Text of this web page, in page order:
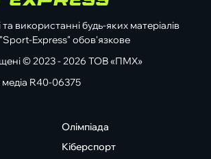
використанні будь-яких матеріалів
Express" обов'язкове
© 2023 - 2026 ТОВ «ПМХ»
медіа R40-06375
Олімпіада
Кіберспорт